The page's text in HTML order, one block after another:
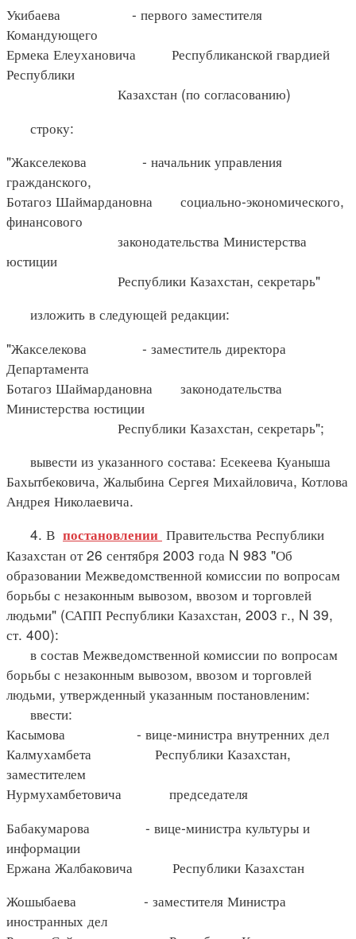
Укибаева - первого заместителя
Командующего
Ермека Елеухановича Республиканской гвардией
Республики
Казахстан (по согласованию)
строку:
"Жакселекова - начальник управления
гражданского,
Ботагоз Шаймардановна социально-экономического,
финансового
законодательства Министерства
юстиции
Республики Казахстан, секретарь"
изложить в следующей редакции:
"Жакселекова - заместитель директора
Департамента
Ботагоз Шаймардановна законодательства
Министерства юстиции
Республики Казахстан, секретарь";
вывести из указанного состава: Есекеева Куаныша
Бахытбековича, Жалыбина Сергея Михайловича, Котлова
Андрея Николаевича.
4. В постановлении Правительства Республики
Казахстан от 26 сентября 2003 года N 983 "Об
образовании Межведомственной комиссии по вопросам
борьбы с незаконным вывозом, ввозом и торговлей
людьми" (САПП Республики Казахстан, 2003 г., N 39,
ст. 400):
в состав Межведомственной комиссии по вопросам
борьбы с незаконным вывозом, ввозом и торговлей
людьми, утвержденный указанным постановленим:
ввести:
Касымова - вице-министра внутренних дел
Калмухамбета Республики Казахстан,
заместителем
Нурмухамбетовича председателя
Бабакумарова - вице-министра культуры и
информации
Ержана Жалбаковича Республики Казахстан
Жошыбаева - заместителя Министра
иностранных дел